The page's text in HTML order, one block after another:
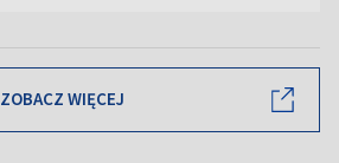
ZOBACZ WIĘCEJ